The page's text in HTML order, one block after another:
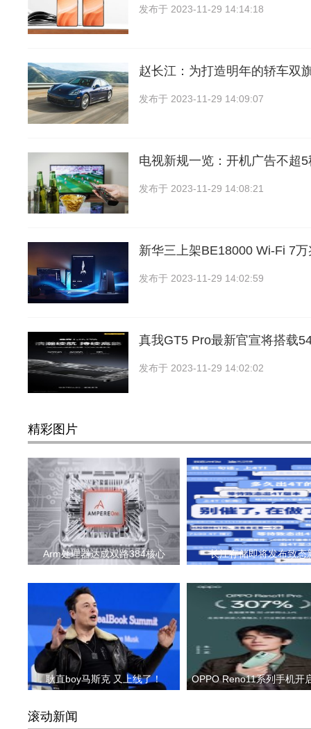
发布于 2023-11-29 14:14:18
赵长江：为打造明年的轿车双
发布于 2023-11-29 14:09:07
电视新规一览：开机广告不超
发布于 2023-11-29 14:08:21
新华三上架BE18000 Wi-Fi 7
发布于 2023-11-29 14:02:59
真我GT5 Pro最新官宣将搭载
发布于 2023-11-29 14:02:02
精彩图片
Arm处理器达成双路384核心 长江存储即将发布致态
耿直boy马斯克 又上线了！ OPPO Reno11系列手机开
滚动新闻